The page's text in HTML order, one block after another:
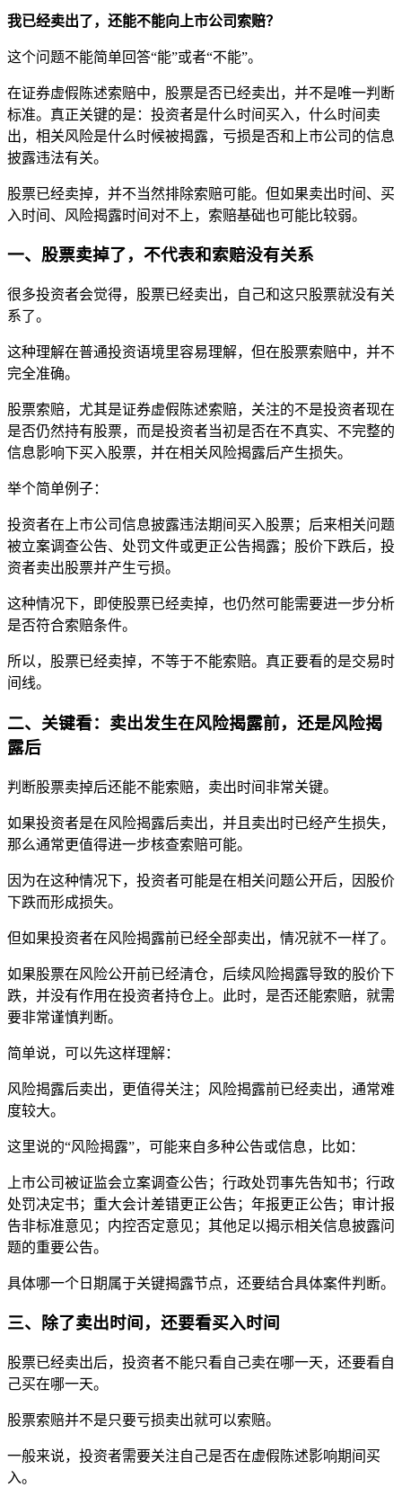
我已经卖出了，还能不能向上市公司索赔？
这个问题不能简单回答“能”或者“不能”。
在证券虚假陈述索赔中，股票是否已经卖出，并不是唯一判断
标准。真正关键的是：投资者是什么时间买入，什么时间卖
出，相关风险是什么时候被揭露，亏损是否和上市公司的信息
披露违法有关。
股票已经卖掉，并不当然排除索赔可能。但如果卖出时间、买
入时间、风险揭露时间对不上，索赔基础也可能比较弱。
一、股票卖掉了，不代表和索赔没有关系
很多投资者会觉得，股票已经卖出，自己和这只股票就没有关
系了。
这种理解在普通投资语境里容易理解，但在股票索赔中，并不
完全准确。
股票索赔，尤其是证券虚假陈述索赔，关注的不是投资者现在
是否仍然持有股票，而是投资者当初是否在不真实、不完整的
信息影响下买入股票，并在相关风险揭露后产生损失。
举个简单例子：
投资者在上市公司信息披露违法期间买入股票；后来相关问题
被立案调查公告、处罚文件或更正公告揭露；股价下跌后，投
资者卖出股票并产生亏损。
这种情况下，即使股票已经卖掉，也仍然可能需要进一步分析
是否符合索赔条件。
所以，股票已经卖掉，不等于不能索赔。真正要看的是交易时
间线。
二、关键看：卖出发生在风险揭露前，还是风险揭
露后
判断股票卖掉后还能不能索赔，卖出时间非常关键。
如果投资者是在风险揭露后卖出，并且卖出时已经产生损失，
那么通常更值得进一步核查索赔可能。
因为在这种情况下，投资者可能是在相关问题公开后，因股价
下跌而形成损失。
但如果投资者在风险揭露前已经全部卖出，情况就不一样了。
如果股票在风险公开前已经清仓，后续风险揭露导致的股价下
跌，并没有作用在投资者持仓上。此时，是否还能索赔，就需
要非常谨慎判断。
简单说，可以先这样理解：
风险揭露后卖出，更值得关注；风险揭露前已经卖出，通常难
度较大。
这里说的“风险揭露”，可能来自多种公告或信息，比如：
上市公司被证监会立案调查公告；行政处罚事先告知书；行政
处罚决定书；重大会计差错更正公告；年报更正公告；审计报
告非标准意见；内控否定意见；其他足以揭示相关信息披露问
题的重要公告。
具体哪一个日期属于关键揭露节点，还要结合具体案件判断。
三、除了卖出时间，还要看买入时间
股票已经卖出后，投资者不能只看自己卖在哪一天，还要看自
己买在哪一天。
股票索赔并不是只要亏损卖出就可以索赔。
一般来说，投资者需要关注自己是否在虚假陈述影响期间买
入。